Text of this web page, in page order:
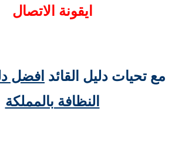
ايقونة الاتصال
مع تحيات دليل القائد افضل
النظافة بالمملكة